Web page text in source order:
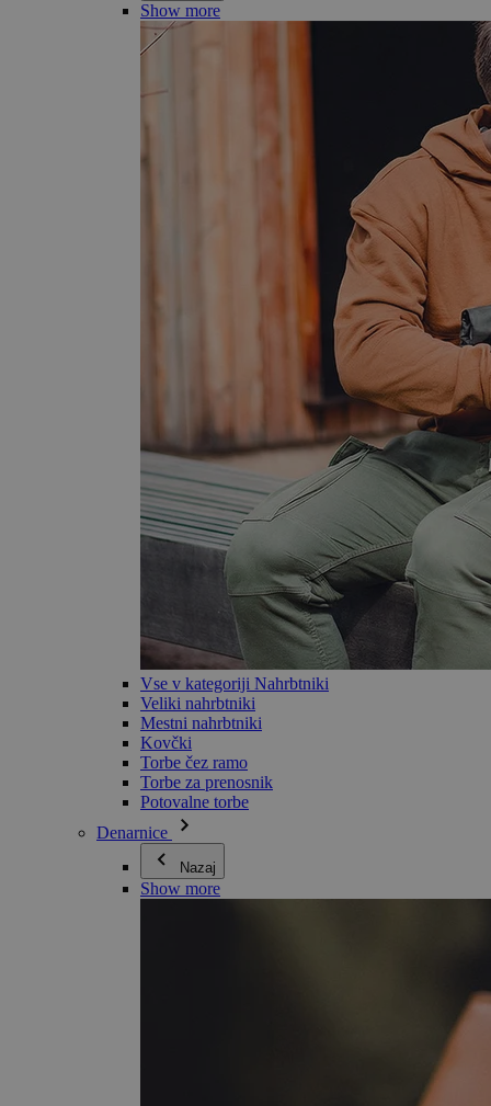
Show more
Vse v kategoriji Nahrbtniki
Veliki nahrbtniki
Mestni nahrbtniki
Kovčki
Torbe čez ramo
Torbe za prenosnik
Potovalne torbe
Denarnice
Nazaj
Show more